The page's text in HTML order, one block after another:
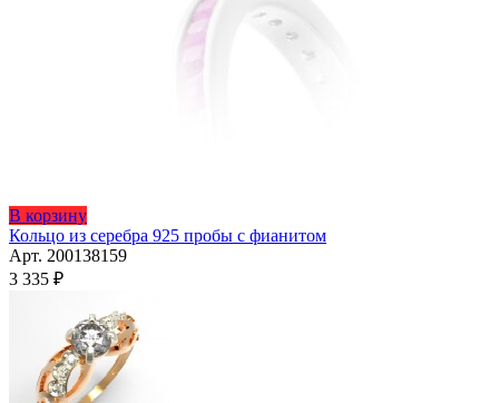
В корзинуЭтот
товар
имеет
Опции
можно
выбрать
на
странице
Кольцо из серебра 925 пробы с фианитом
Арт. 200138159
3 335 ₽